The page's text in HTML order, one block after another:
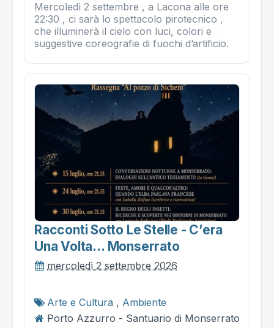
Mercoledì 2 settembre , a Lacona alle ore
22:30 , ci sarà lo spettacolo pirotecnico ,
che illuminerà il cielo con luci, colori e
suggestive coreografie di fuochi d’artificio.
Racconti Sotto Le Stelle - C’era
Una Volta… Monserrato
mercoledì 2 settembre 2026
Arte e Cultura , Ambiente
Porto Azzurro - Santuario di Monserrato